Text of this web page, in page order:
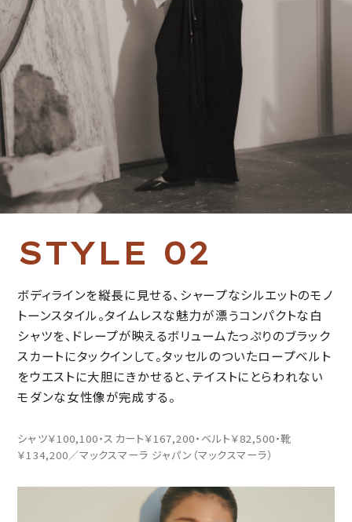
STYLE 02
ボディラインを縦長に見せる、シャープなシルエットのモノ
トーンスタイル。タイムレスな魅力が漂うコンパクトな白
シャツを、ドレープが映えるボリュームたっぷりのブラック
スカートにタックインして。タッセルのついたロープベルト
をウエストに大胆にきかせると、テイストにとらわれない
モダンな女性像が完成する。
シャツ￥100,100・スカート￥167,200・ベルト￥82,500・靴
￥134,200／マックスマーラ ジャパン（マックスマーラ）